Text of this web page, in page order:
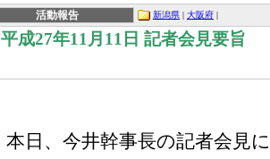
活動報告 新潟県 | 大阪府 |
平成27年11月11日 記者会見要旨
本日、今井幹事長の記者会見